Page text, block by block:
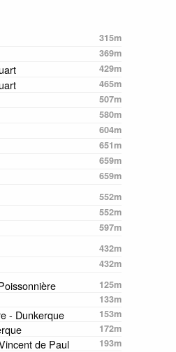
315m
369m
429m
465m
507m
580m
604m
651m
659m
659m
552m
552m
597m
432m
432m
125m
133m
- Dunkerque
153m
172m
de Paul
193m